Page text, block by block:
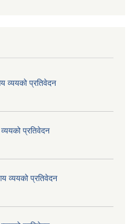
व्ययको प्रतिवेदन
प्रतिवेदन
व्ययको प्रतिवेदन